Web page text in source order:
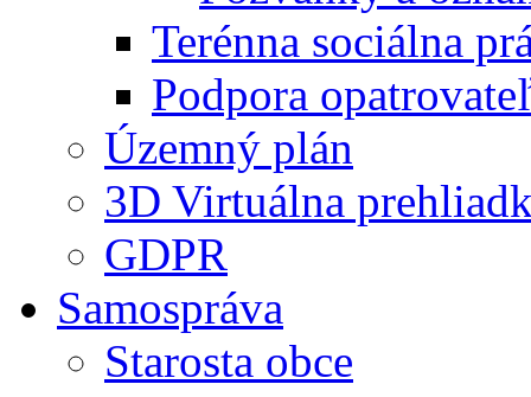
Terénna sociálna
Podpora
Územný plán
3D Virtuálna
GDPR
Samospráva
Starosta obce